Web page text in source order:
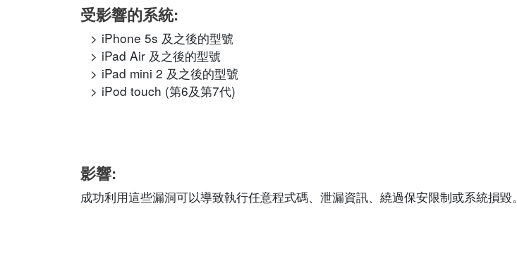
受影響的系統:
iPhone 5s 及之後的型號
iPad Air 及之後的型號
iPad mini 2 及之後的型號
iPod touch (第6及第7代)
影響:
成功利用這些漏洞可以導致執行任意程式碼、泄漏資訊、繞過保安限制或系統損毀。